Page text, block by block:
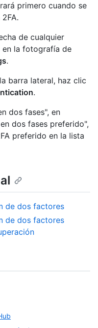
primero cuando se
de cualquier
en la fotografía de
.
barra lateral, haz clic
.
dos fases", en
dos fases preferido",
preferido en la lista
de dos factores
de dos factores